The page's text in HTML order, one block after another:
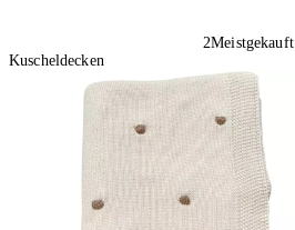
2Meistgekauft
Kuscheldecken